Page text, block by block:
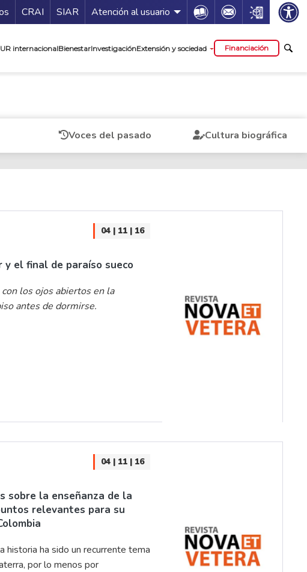
Guía de servicios
CRAI SIAR Atención al usuario Icon Icon Icon
UR internacionalBienestarInvestigaciónExtensión y sociedad Financiación
Voces del pasado Cultura biográfica
04 | 11 | 16
el final de paraíso sueco
los ojos abiertos en la
antes de dormirse.
04 | 11 | 16
sobre la enseñanza de la
relevantes para su
historia ha sido un recurrente tema
por lo menos por